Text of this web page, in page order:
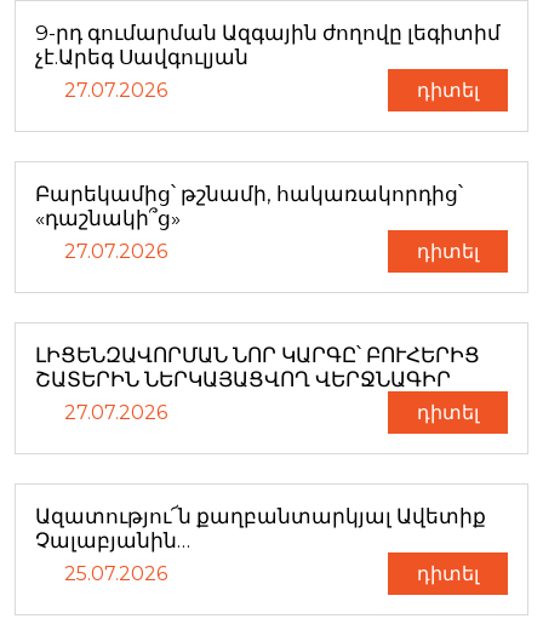
9-րդ գումարման Ազգային ժողովը լեգիտիմ
չէ.Արեգ Սավգուլյան
27.07.2026 դիտել
Բարեկամից՝ թշնամի, հակառակորդից՝
«դաշնակի՞ց»
27.07.2026 դիտել
ԼԻՑԵՆԶԱՎՈՐՄԱՆ ՆՈՐ ԿԱՐԳԸ՝ ԲՈՒՀԵՐԻՑ
ՇԱՏԵՐԻՆ ՆԵՐԿԱՅԱՑՎՈՂ ՎԵՐՋՆԱԳԻՐ
27.07.2026 դիտել
Ազատությու՜ն քաղբանտարկյալ Ավետիք
Չալաբյանին…
25.07.2026 դիտել